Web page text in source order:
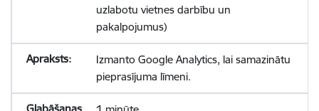
uzlabotu vietnes darbību un
pakalpojumus)
Izmanto Google Analytics, lai samazinātu
pieprasījuma līmeni.